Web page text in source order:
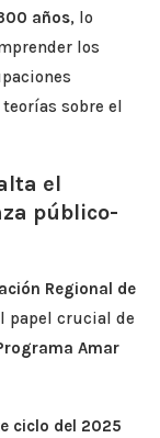
años, lo
los
sobre el
el
público-
Regional de
papel crucial de
Amar
ciclo del 2025